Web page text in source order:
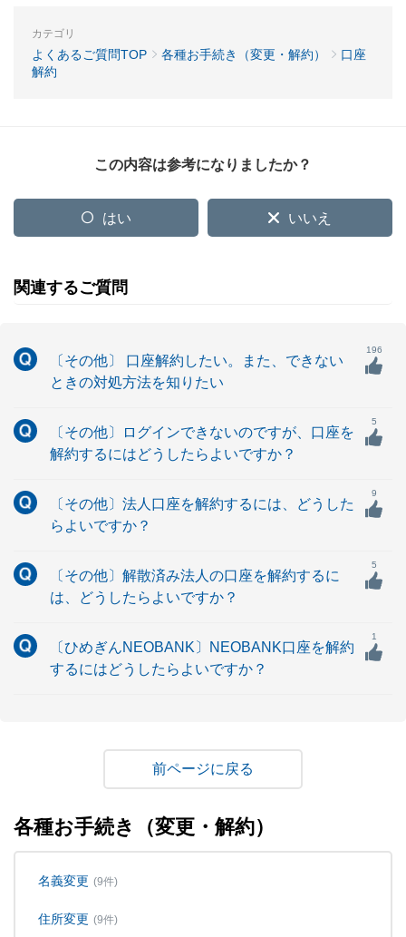
カテゴリ
よくあるご質問TOP 各種お手続き（変更・解約）
口座
解約
この内容は参考になりましたか？
はい いいえ
関連するご質問
〔その他〕 口座解約したい。また、できない
ときの対処方法を知りたい
196
〔その他〕ログインできないのですが、口座を
解約するにはどうしたらよいですか？
5
〔その他〕法人口座を解約するには、どうした
らよいですか？
9
〔その他〕解散済み法人の口座を解約するに
は、どうしたらよいですか？
5
〔ひめぎんNEOBANK〕NEOBANK口座を解約
するにはどうしたらよいですか？
1
戻る
各種お手続き（変更・解約）
名義変更 (9件)
住所変更 (9件)